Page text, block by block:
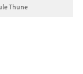
Thune